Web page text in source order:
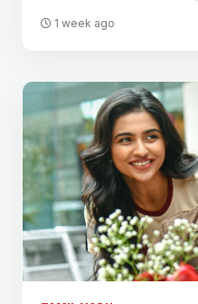
1 week ago